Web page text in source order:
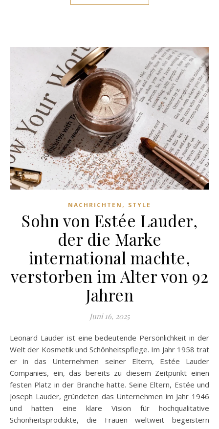
NACHRICHTEN , STYLE
Sohn von Estée Lauder,
der die Marke
international machte,
verstorben im Alter von 92
Jahren
Juni 16, 2025
Leonard Lauder ist eine bedeutende Persönlichkeit in der
Welt der Kosmetik und Schönheitspflege. Im Jahr 1958 trat
er in das Unternehmen seiner Eltern, Estée Lauder
Companies, ein, das bereits zu diesem Zeitpunkt einen
festen Platz in der Branche hatte. Seine Eltern, Estée und
Joseph Lauder, gründeten das Unternehmen im Jahr 1946
und hatten eine klare Vision für hochqualitative
Schönheitsprodukte, die Frauen weltweit begeistern